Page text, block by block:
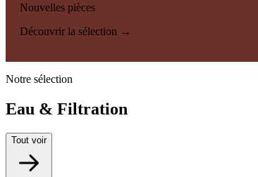
Nouvelles pièces
Découvrir la sélection →
Notre sélection
Eau & Filtration
Tout voir